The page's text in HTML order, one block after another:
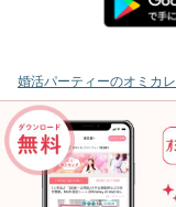
婚活パーティーのオミカレ